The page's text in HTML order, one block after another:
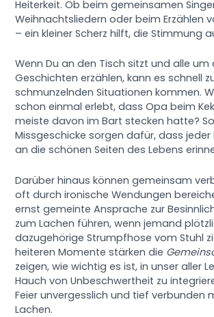
Heiterkeit. Ob beim gemeinsamen
Weihnachtsliedern oder beim Erzählen
– ein kleiner Scherz hilft, die Stimmung
Wenn Du an den Tisch sitzt und alle um
Geschichten erzählen, kann es schnell
schmunzelnden Situationen kommen.
schon einmal erlebt, dass Opa beim
meiste davon im Bart stecken hatte?
Missgeschicke sorgen dafür, dass
an die schönen Seiten des Lebens
Darüber hinaus können gemeinsam
oft durch ironische Wendungen
ernst gemeinte Ansprache zur
zum Lachen führen, wenn jemand
dazugehörige Strumpfhose vom Stuhl
heiteren Momente stärken die
zeigen, wie wichtig es ist, in unser aller
Hauch von Unbeschwertheit zu
Feier unvergesslich und tief verbunden
Lachen.